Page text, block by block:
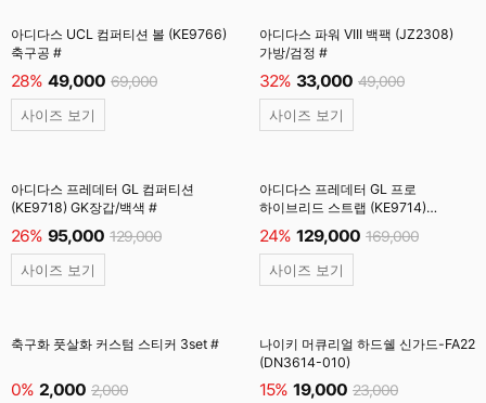
아디다스 UCL 컴퍼티션 볼 (KE9766)
축구공 #
28% 49,000 69,000
사이즈 보기
아디다스 파워 VIII 백팩 (JZ2308)
가방/검정 #
32% 33,000 49,000
사이즈 보기
아디다스 프레데터 GL 컴퍼티션
(KE9718) GK장갑/백색 #
26% 95,000 129,000
사이즈 보기
아디다스 프레데터 GL 프로
하이브리드 스트랩 (KE9714)
GK장갑/솔라터보 #
24% 129,000 169,000
사이즈 보기
축구화 풋살화 커스텀 스티커 3set #
0% 2,000 2,000
나이키 머큐리얼 하드쉘 신가드-FA22
(DN3614-010)
15% 19,000 23,000